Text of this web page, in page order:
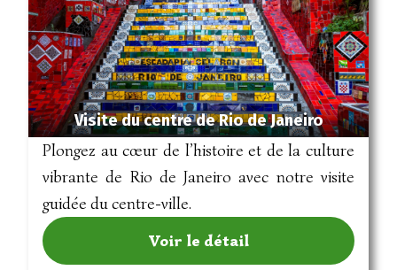
Visite du centre de Rio de Janeiro
Plongez au cœur de l’histoire et de la culture
vibrante de Rio de Janeiro avec notre visite
guidée du centre-ville.
Voir le détail